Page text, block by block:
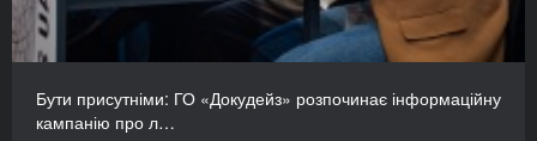
Бути присутніми: ГО «Докудейз» розпочинає інформаційну
кампанію про л…